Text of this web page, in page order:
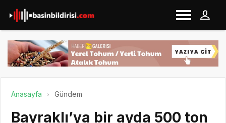
Anasayfa Gündem
Bayraklı’ya bir ayda 500 ton